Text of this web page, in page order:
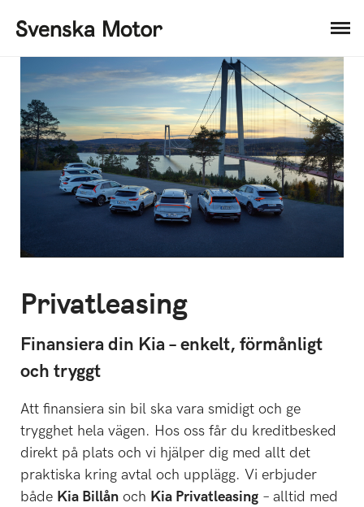
Privatleasing
Finansiera din Kia – enkelt, förmånligt
och tryggt
Att finansiera sin bil ska vara smidigt och ge
trygghet hela vägen. Hos oss får du kreditbesked
direkt på plats och vi hjälper dig med allt det
praktiska kring avtal och upplägg. Vi erbjuder
både Kia Billån och Kia Privatleasing – alltid med